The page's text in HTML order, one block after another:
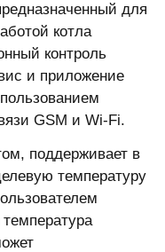
для
котла
контроль
и приложение
GSM и Wi-Fi.
поддерживает в
температуру